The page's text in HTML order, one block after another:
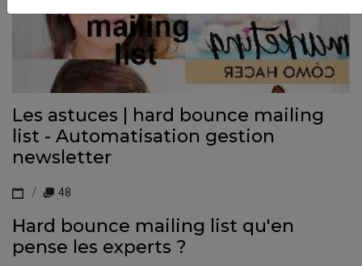
Les astuces | hard bounce mailing
list - Automatisation gestion
newsletter
48
Hard bounce mailing list qu'en
pense les experts ?